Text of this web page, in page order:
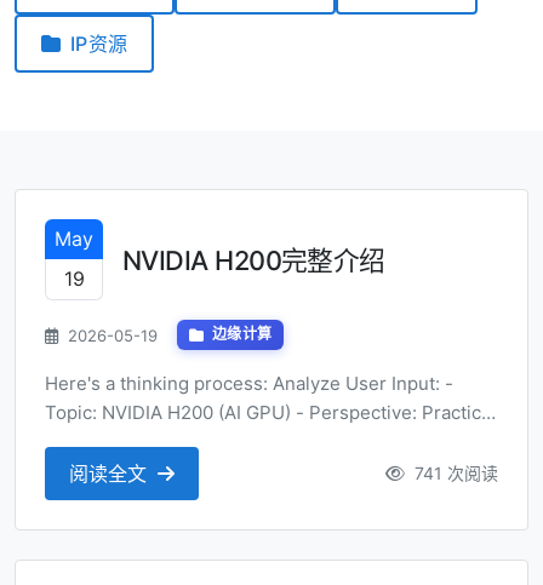
IP资源
May
19
NVIDIA H200完整介绍
2026-05-19 边缘计算
Here's a thinking process: Analyze User Input: -
Topic: NVIDIA H200 (AI GPU) - Perspective: Practical
experience sharing (实战经验分享) - Title Style:
Comparative, natural, engagi...
阅读全文 741 次阅读